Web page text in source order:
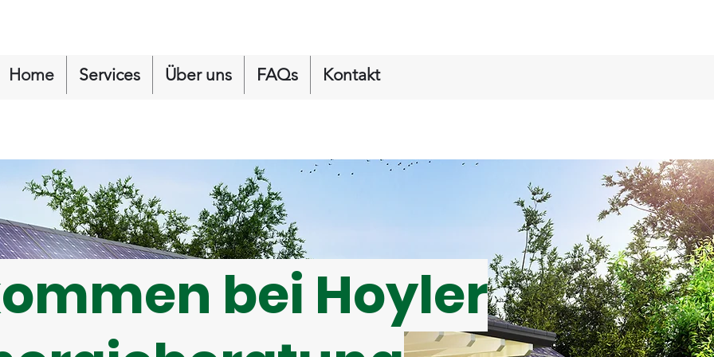
Home Services Über uns FAQs Kontakt
bei Hoyler